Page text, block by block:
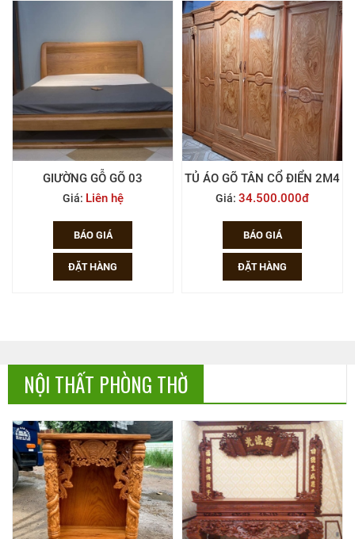
GIƯỜNG GỖ GÕ 03
Giá: Liên hệ
BÁO GIÁ
ĐẶT HÀNG
TỦ ÁO GÕ TÂN CỔ ĐIỂN 2M4
Giá: 34.500.000đ
BÁO GIÁ
ĐẶT HÀNG
NỘI THẤT PHÒNG THỜ